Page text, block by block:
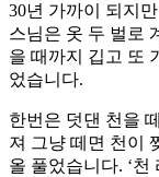
30년 가까이 되지
스님은 옷 두 벌로
을 때까지 깁고 또
었습니다.
한번은 덧댄 천을
져 그냥 떼면 천이
올 풀었습니다. ‘천